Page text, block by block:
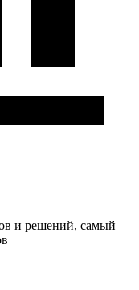
и решений, самый